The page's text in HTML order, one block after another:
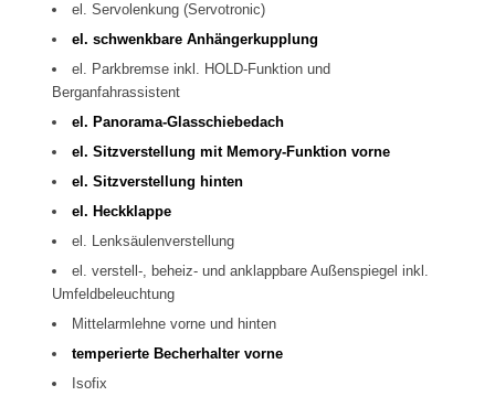
el. Servolenkung (Servotronic)
el. schwenkbare Anhängerkupplung
el. Parkbremse inkl. HOLD-Funktion und
Berganfahrassistent
el. Panorama-Glasschiebedach
el. Sitzverstellung mit Memory-Funktion vorne
el. Sitzverstellung hinten
el. Heckklappe
el. Lenksäulenverstellung
el. verstell-, beheiz- und anklappbare Außenspiegel inkl.
Umfeldbeleuchtung
Mittelarmlehne vorne und hinten
temperierte Becherhalter vorne
Isofix